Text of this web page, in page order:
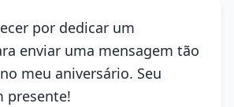
por dedicar um
enviar uma mensagem tão
meu aniversário. Seu
presente!